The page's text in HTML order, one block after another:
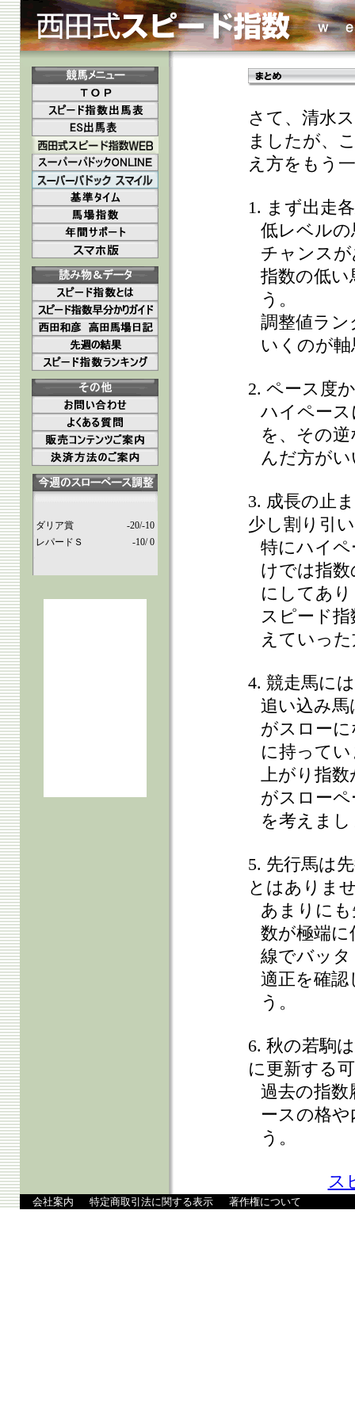
ダリア賞
-20/-10
レパードＳ
-10/ 0
さて、清水
ましたが、
え方をもう
1. まず出走
低レベル
チャンス
指数の低
う。
調整値ラ
いくのが
2. ペース度
ハイペー
を、その
んだ方が
3. 成長の止
少し割り引
特にハイ
けでは指
にしてあ
スピード
えていっ
4. 競走馬に
追い込み
がスロー
に持って
上がり指
がスロー
を考えま
5. 先行馬は
とはありま
あまりに
数が極端
線でバッ
適正を確
う。
6. 秋の若駒
に更新する
過去の指
ースの格
う。
ス
会社案内 特定商取引法に関する表示 著作権について